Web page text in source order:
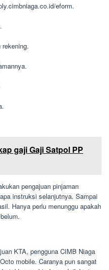
eform.
gaji Gaji Satpol PP
pengajuan pinjaman
instruksi selanjutnya. Sampai
Hanya perlu menunggu apakah
KTA, pengguna CIMB Niaga
mobile. Caranya pun sangat